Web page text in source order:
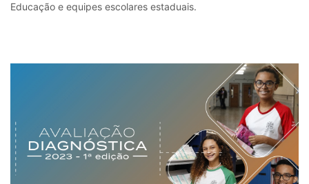
Educação e equipes escolares estaduais.